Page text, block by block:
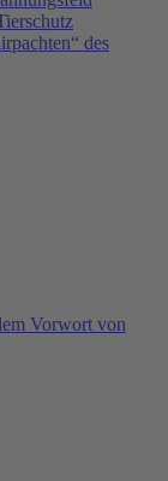
des
Vorwort von